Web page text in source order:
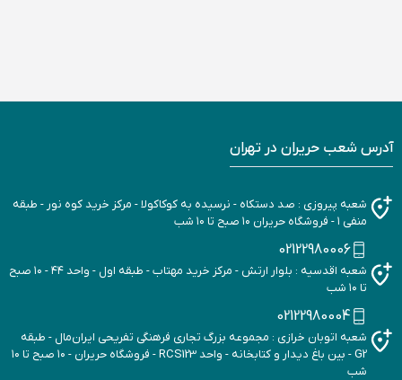
آدرس شعب حریران در تهران
شعبه پیروزی : صد دستکاه - نرسیده به کوکاکولا - مرکز خرید کوه نور - طبقه
منفی ۱ - فروشگاه حریران ۱۰ صبح تا ۱۰ شب
02122980006
شعبه اقدسیه : بلوار ارتش - مرکز خرید مهتاب - طبقه اول - واحد ۴۴ - ۱۰ صبح
تا ۱۰ شب
02122980004
شعبه اتوبان خرازی : مجموعه بزرگ تجاری فرهنگی تفریحی ایران‌مال - طبقه
G2 - بین باغ دیدار و کتابخانه - واحد RCS123 - فروشگاه حریران - ۱۰ صبح تا ۱۰
شب